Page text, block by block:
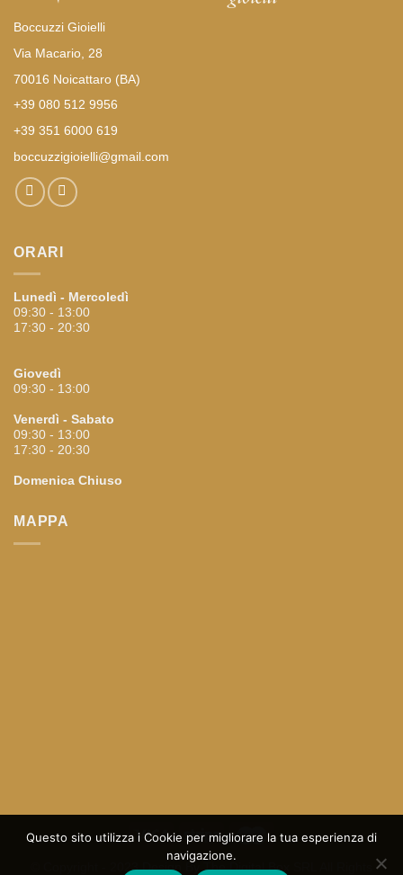
Boccuzzi Gioielli
Via Macario, 28
70016 Noicattaro (BA)
+39 080 512 9956
+39 351 6000 619
boccuzzigioielli@gmail.com
ORARI
Lunedì - Mercoledì
09:30 - 13:00
17:30 - 20:30
Giovedì
09:30 - 13:00
Venerdì - Sabato
09:30 - 13:00
17:30 - 20:30
Domenica Chiuso
MAPPA
© Copyright - 2023 Design By The Digital Box SRL
Questo sito utilizza i Cookie per migliorare la tua esperienza di
navigazione.